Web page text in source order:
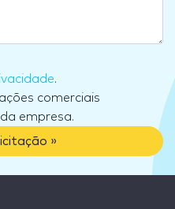
.
comerciais
empresa.
»